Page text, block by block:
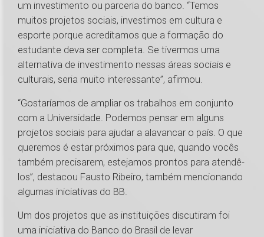
um investimento ou parceria do banco. “Temos
muitos projetos sociais, investimos em cultura e
esporte porque acreditamos que a formação do
estudante deva ser completa. Se tivermos uma
alternativa de investimento nessas áreas sociais e
culturais, seria muito interessante”, afirmou.
“Gostaríamos de ampliar os trabalhos em conjunto
com a Universidade. Podemos pensar em alguns
projetos sociais para ajudar a alavancar o país. O que
queremos é estar próximos para que, quando vocês
também precisarem, estejamos prontos para atendê-
los”, destacou Fausto Ribeiro, também mencionando
algumas iniciativas do BB.
Um dos projetos que as instituições discutiram foi
uma iniciativa do Banco do Brasil de levar